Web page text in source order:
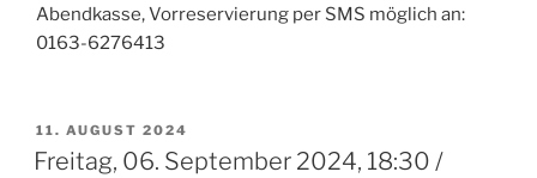
Abendkasse, Vorreservierung per SMS möglich an:
0163-6276413
VERÖFFENTLICHT
AM
11. AUGUST 2024
Freitag, 06. September 2024, 18:30 /